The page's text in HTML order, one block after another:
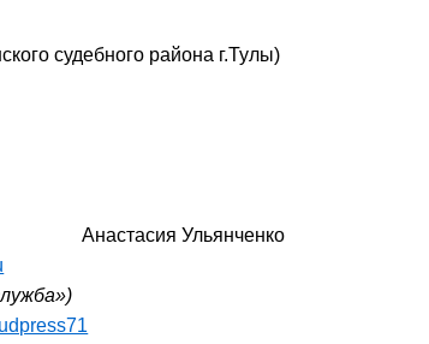
судебного района г.Тулы)
Ульянченко